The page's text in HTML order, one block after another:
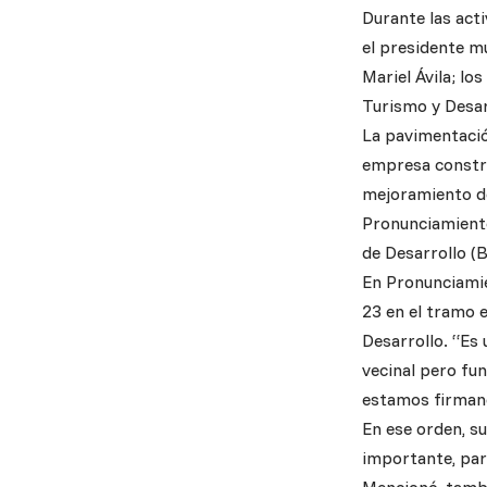
Durante las
el presidente
Mariel Ávila;
Turismo y
La
empresa
mejoramiento
de Desarrollo
En
23 en el tramo
Desarrollo.
vecinal pero
estamos
En ese orden,
importante,